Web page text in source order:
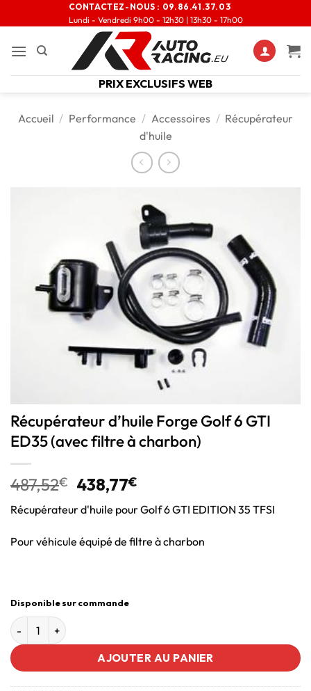
CONTACTEZ-NOUS : 09.86.41.37.03
Lundi - Vendredi 9h00 - 12h30 | 13h30 - 17h00
PRIX EXCLUSIFS WEB
Accueil / Performance / Accessoires / Récupérateur
d'huile
Récupérateur d’huile Forge Golf 6 GTI
ED35 (avec filtre à charbon)
487,52€ 438,77€
Récupérateur d'huile pour Golf 6 GTI EDITION 35 TFSI
Pour véhicule équipé de filtre à charbon
Disponible sur commande
AJOUTER AU PANIER